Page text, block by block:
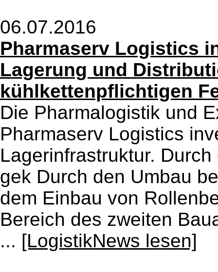
06.07.2016
Pharmaserv Logistics
Lagerung und
kühlkettenpflichtigen
Die Pharmalogistik und
Pharmaserv Logistics
Lagerinfrastruktur.
gek Durch den Umbau
dem Einbau von
Bereich des zweiten
... [LogistikNews lesen]